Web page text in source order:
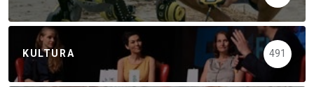
KULTURA 491